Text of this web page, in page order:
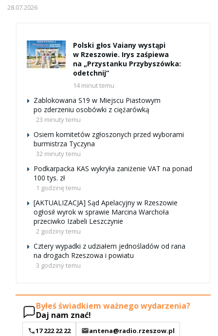
28.07.2026
Polski głos Vaiany wystąpi
w Rzeszowie. Irys zaśpiewa
na „Przystanku Przybyszówka:
odetchnij”
14 minut temu
Zablokowana S19 w Miejscu Piastowym
po zderzeniu osobówki z ciężarówką
23 minuty temu
Osiem komitetów zgłoszonych przed wyborami
burmistrza Tyczyna
32 minuty temu
Podkarpacka KAS wykryła zaniżenie VAT na ponad
100 tys. zł
1 godzinę temu
[AKTUALIZACJA] Sąd Apelacyjny w Rzeszowie
ogłosił wyrok w sprawie Marcina Warchoła
przeciwko Izabeli Leszczynie
2 godziny temu
Cztery wypadki z udziałem jednośladów od rana
na drogach Rzeszowa i powiatu
3 godziny temu
Byłeś świadkiem ważnego wydarzenia?
Daj nam znać!
17 222 22 22
antena@radio.rzeszow.pl